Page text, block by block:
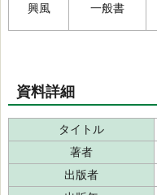
興風 一般書
資料詳細
タイトル
著者
出版者